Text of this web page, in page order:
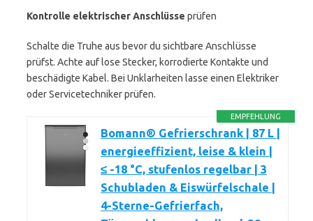
Kontrolle elektrischer Anschlüsse prüfen
Schalte die Truhe aus bevor du sichtbare Anschlüsse
prüfst. Achte auf lose Stecker, korrodierte Kontakte und
beschädigte Kabel. Bei Unklarheiten lasse einen Elektriker
oder Servicetechniker prüfen.
EMPFEHLUNG
Bomann® Gefrierschrank | 87 L |
energieeffizient, leise & klein |
≤ -18 °C, stufenlos regelbar | 3
Schubladen & Eiswürfelschale |
4-Sterne-Gefrierfach,